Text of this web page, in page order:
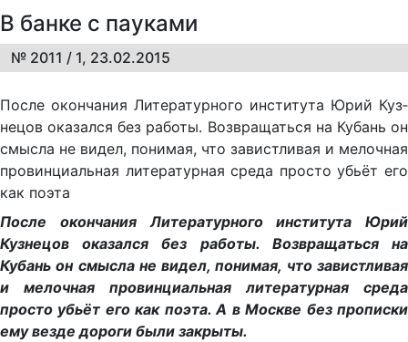
В банке с пауками
№ 2011 / 1, 23.02.2015
По­сле окон­ча­ния Ли­те­ра­тур­но­го ин­сти­ту­та Юрий Куз­
не­цов ока­зал­ся без ра­бо­ты. Воз­вра­щать­ся на Ку­бань он
смыс­ла не ви­дел, по­ни­мая, что за­ви­ст­ли­вая и ме­лоч­ная
про­вин­ци­аль­ная ли­те­ра­тур­ная сре­да про­сто убь­ёт его
как по­эта
После окончания Литературного института Юрий
Кузнецов оказался без работы. Возвращаться на
Кубань он смысла не видел, понимая, что завистливая
и мелочная провинциальная литературная среда
просто убьёт его как поэта. А в Москве без прописки
ему везде дороги были закрыты.